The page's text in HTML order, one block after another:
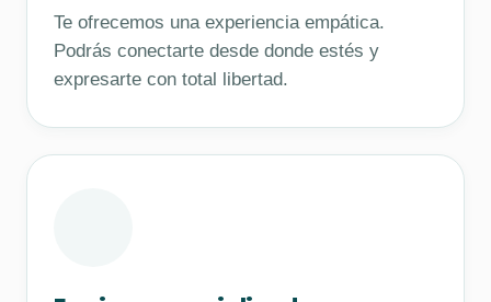
Te ofrecemos una experiencia empática.
Podrás conectarte desde donde estés y
expresarte con total libertad.